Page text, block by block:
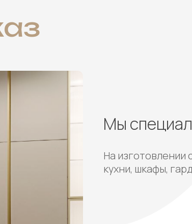
На изготовлении
кухни, шкафы,
Мы